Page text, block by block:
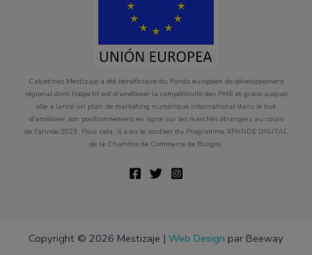
Calcetines Mestizaje a été bénéficiaire du Fonds européen de développement
régional dont l'objectif est d'améliorer la compétitivité des PME et grâce auquel
elle a lancé un plan de marketing numérique international dans le but
d'améliorer son positionnement en ligne sur les marchés étrangers au cours
de l'année 2023. Pour cela, il a eu le soutien du Programme XPANDE DIGITAL
de la Chambre de Commerce de Burgos.
Copyright © 2026 Mestizaje | Web Design par Beeway